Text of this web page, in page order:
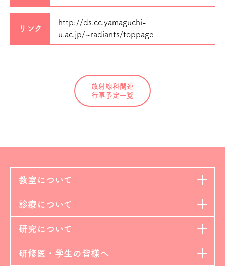
リンク
http://ds.cc.yamaguchi-
u.ac.jp/~radiants/toppage
放射線科関連
行事予定一覧
教室について
診療について
研究について
研修医・学生の皆様へ